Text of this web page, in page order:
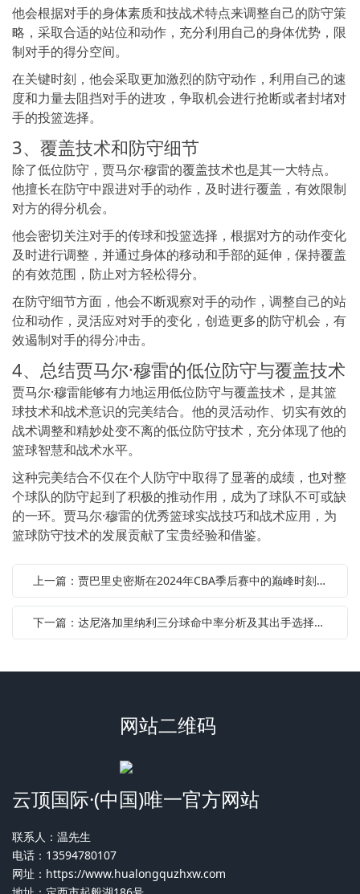
他会根据对手的身体素质和技战术特点来调整自己的防守策
略，采取合适的站位和动作，充分利用自己的身体优势，限
制对手的得分空间。
在关键时刻，他会采取更加激烈的防守动作，利用自己的速
度和力量去阻挡对手的进攻，争取机会进行抢断或者封堵对
手的投篮选择。
3、覆盖技术和防守细节
除了低位防守，贾马尔·穆雷的覆盖技术也是其一大特点。
他擅长在防守中跟进对手的动作，及时进行覆盖，有效限制
对方的得分机会。
他会密切关注对手的传球和投篮选择，根据对方的动作变化
及时进行调整，并通过身体的移动和手部的延伸，保持覆盖
的有效范围，防止对方轻松得分。
在防守细节方面，他会不断观察对手的动作，调整自己的站
位和动作，灵活应对对手的变化，创造更多的防守机会，有
效遏制对手的得分冲击。
4、总结贾马尔·穆雷的低位防守与覆盖技术
贾马尔·穆雷能够有力地运用低位防守与覆盖技术，是其篮
球技术和战术意识的完美结合。他的灵活动作、切实有效的
战术调整和精妙处变不离的低位防守技术，充分体现了他的
篮球智慧和战术水平。
这种完美结合不仅在个人防守中取得了显著的成绩，也对整
个球队的防守起到了积极的推动作用，成为了球队不可或缺
的一环。贾马尔·穆雷的优秀篮球实战技巧和战术应用，为
篮球防守技术的发展贡献了宝贵经验和借鉴。
上一篇：贾巴里史密斯在2024年CBA季后赛中的巅峰时刻回顾与精彩表现分析
下一篇：达尼洛加里纳利三分球命中率分析及其出手选择探讨
网站二维码
云顶国际·(中国)唯一官方网站
联系人：温先生
电话：13594780107
网址： https://www.hualongquzhxw.com